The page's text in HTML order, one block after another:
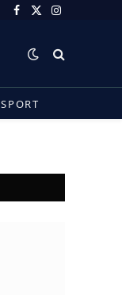
Facebook
X
Instagram
SPORT